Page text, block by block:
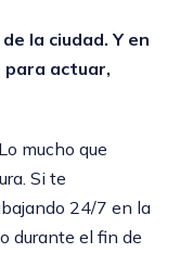
la ciudad. Y en
actuar,
mucho que
Si te
24/7 en la
durante el fin de